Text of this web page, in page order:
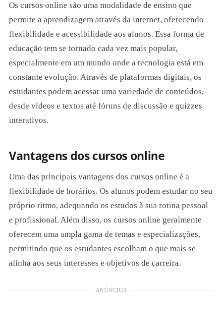
Os cursos online são uma modalidade de ensino que
permite a aprendizagem através da internet, oferecendo
flexibilidade e acessibilidade aos alunos. Essa forma de
educação tem se tornado cada vez mais popular,
especialmente em um mundo onde a tecnologia está em
constante evolução. Através de plataformas digitais, os
estudantes podem acessar uma variedade de conteúdos,
desde vídeos e textos até fóruns de discussão e quizzes
interativos.
Vantagens dos cursos online
Uma das principais vantagens dos cursos online é a
flexibilidade de horários. Os alunos podem estudar no seu
próprio ritmo, adequando os estudos à sua rotina pessoal
e profissional. Além disso, os cursos online geralmente
oferecem uma ampla gama de temas e especializações,
permitindo que os estudantes escolham o que mais se
alinha aos seus interesses e objetivos de carreira.
ANÚNCIOS